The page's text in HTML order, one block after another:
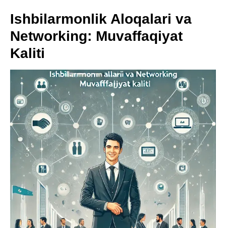
Ishbilarmonlik Aloqalari va
Networking: Muvaffaqiyat
Kaliti